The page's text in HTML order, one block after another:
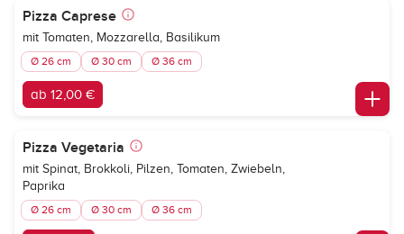
Pizza Caprese
mit Tomaten, Mozzarella, Basilikum
Ø 26 cm Ø 30 cm Ø 36 cm
ab 12,00 €
Pizza Vegetaria
mit Spinat, Brokkoli, Pilzen, Tomaten, Zwiebeln,
Paprika
Ø 26 cm Ø 30 cm Ø 36 cm